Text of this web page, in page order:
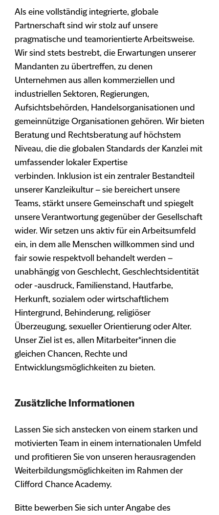
Als eine vollständig integrierte, globale
Partnerschaft sind wir stolz auf unsere
pragmatische und teamorientierte Arbeitsweise.
Wir sind stets bestrebt, die Erwartungen unserer
Mandanten zu übertreffen, zu denen
Unternehmen aus allen kommerziellen und
industriellen Sektoren, Regierungen,
Aufsichtsbehörden, Handelsorganisationen und
gemeinnützige Organisationen gehören. Wir bieten
Beratung und Rechtsberatung auf höchstem
Niveau, die die globalen Standards der Kanzlei mit
umfassender lokaler Expertise
verbinden. Inklusion ist ein zentraler Bestandteil
unserer Kanzleikultur – sie bereichert unsere
Teams, stärkt unsere Gemeinschaft und spiegelt
unsere Verantwortung gegenüber der Gesellschaft
wider. Wir setzen uns aktiv für ein Arbeitsumfeld
ein, in dem alle Menschen willkommen sind und
fair sowie respektvoll behandelt werden –
unabhängig von Geschlecht, Geschlechtsidentität
oder -ausdruck, Familienstand, Hautfarbe,
Herkunft, sozialem oder wirtschaftlichem
Hintergrund, Behinderung, religiöser
Überzeugung, sexueller Orientierung oder Alter.
Unser Ziel ist es, allen Mitarbeiter*innen die
gleichen Chancen, Rechte und
Entwicklungsmöglichkeiten zu bieten.
Zusätzliche Informationen
Lassen Sie sich anstecken von einem starken und
motivierten Team in einem internationalen Umfeld
und profitieren Sie von unseren herausragenden
Weiterbildungsmöglichkeiten im Rahmen der
Clifford Chance Academy.
Bitte bewerben Sie sich unter Angabe des